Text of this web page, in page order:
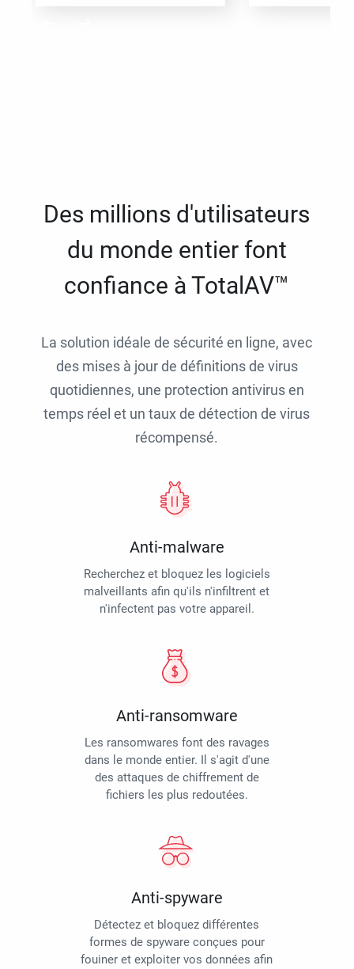
Des millions d'utilisateurs
du monde entier font
confiance à TotalAV™
La solution idéale de sécurité en ligne, avec
des mises à jour de définitions de virus
quotidiennes, une protection antivirus en
temps réel et un taux de détection de virus
récompensé.
Anti-malware
Recherchez et bloquez les logiciels
malveillants afin qu'ils n'infiltrent et
n'infectent pas votre appareil.
Anti-ransomware
Les ransomwares font des ravages
dans le monde entier. Il s'agit d'une
des attaques de chiffrement de
fichiers les plus redoutées.
Anti-spyware
Détectez et bloquez différentes
formes de spyware conçues pour
fouiner et exploiter vos données afin